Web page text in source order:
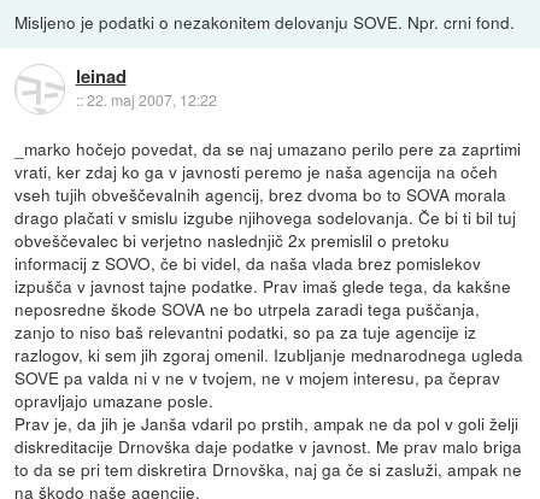
Misljeno je podatki o nezakonitem delovanju SOVE. Npr. crni fond.
leinad
::22. maj 2007, 12:22
_marko hočejo povedat, da se naj umazano perilo pere za zaprtimi
vrati, ker zdaj ko ga v javnosti peremo je naša agencija na očeh
vseh tujih obveščevalnih agencij, brez dvoma bo to SOVA morala
drago plačati v smislu izgube njihovega sodelovanja. Če bi ti bil tuj
obveščevalec bi verjetno naslednjič 2x premislil o pretoku
informacij z SOVO, če bi videl, da naša vlada brez pomislekov
izpušča v javnost tajne podatke. Prav imaš glede tega, da kakšne
neposredne škode SOVA ne bo utrpela zaradi tega puščanja,
zanjo to niso baš relevantni podatki, so pa za tuje agencije iz
razlogov, ki sem jih zgoraj omenil. Izubljanje mednarodnega ugleda
SOVE pa valda ni v ne v tvojem, ne v mojem interesu, pa čeprav
opravljajo umazane posle.
Prav je, da jih je Janša vdaril po prstih, ampak ne da pol v goli želji
diskreditacije Drnovška daje podatke v javnost. Me prav malo briga
to da se pri tem diskretira Drnovška, naj ga če si zasluži, ampak ne
na škodo naše agencije.